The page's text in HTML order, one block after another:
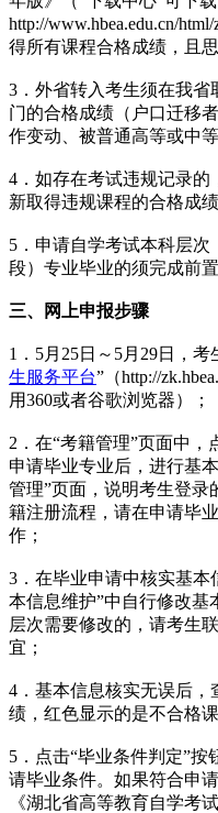
http://www.hbea.edu.cn/
得所有课程合格成绩，且
3．外省转入考生须在我省
门的合格成绩（户口迁移
作变动、被普通高等或中
4．如存在考试违规记录
新取得违规课程的合格成绩
5．申请自学考试本科层
段）专业毕业的须完成前置
三、网上申报步骤
1．5月25日～5月29日，
生服务平台”（http://
用360或者谷歌浏览器）；
2．在“考籍管理”页面中，
申请毕业专业后，进行基
管理”页面，说明考生登录
籍注册流程，请在申请毕
作；
3．在毕业申请中核实基本
本信息维护”中自行修改基
层次需要修改的，请考生
宜；
4．基本信息核实无误后
绩，红色显示的是不合格课
5．点击“毕业条件判定”
请毕业条件。如果符合申
《湖北省高等教育自学考